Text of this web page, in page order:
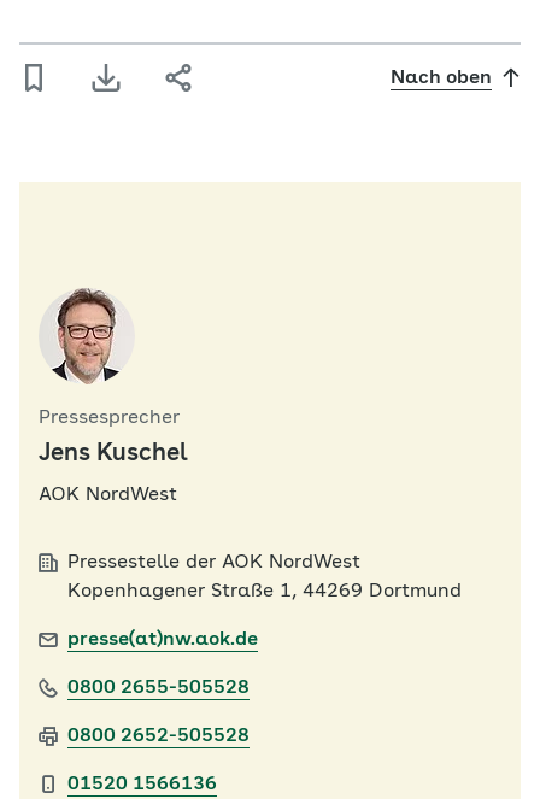
Nach oben
Pressesprecher
Jens Kuschel
AOK NordWest
Pressestelle der AOK NordWest
Kopenhagener Straße 1, 44269 Dortmund
presse(at)nw.aok.de
0800 2655-505528
0800 2652-505528
01520 1566136